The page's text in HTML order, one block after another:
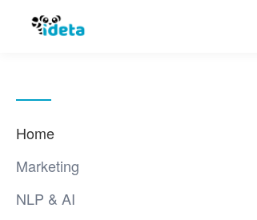
Home
Marketing
NLP & AI